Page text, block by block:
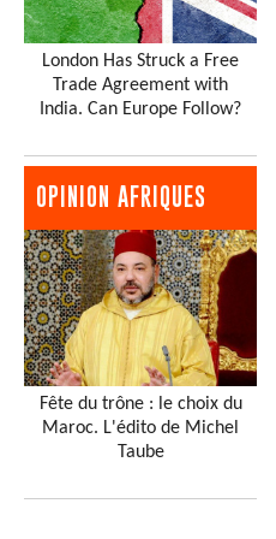
London Has Struck a Free
Trade Agreement with
India. Can Europe Follow?
OPINION AFRIQUES
Fête du trône : le choix du
Maroc. L'édito de Michel
Taube